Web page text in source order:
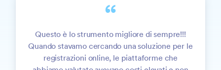
Questo è lo strumento migliore di sempre!!!
Quando stavamo cercando una soluzione per le
registrazioni online, le piattaforme che